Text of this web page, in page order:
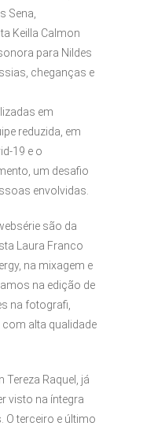
Sena,
Keilla Calmon
para Nildes
cheganças e
em
reduzida, em
19 e o
um desafio
envolvidas.
são da
Laura Franco
na mixagem e
na edição de
na fotografi,
alta qualidade
Raquel, já
visto na íntegra
O terceiro e último